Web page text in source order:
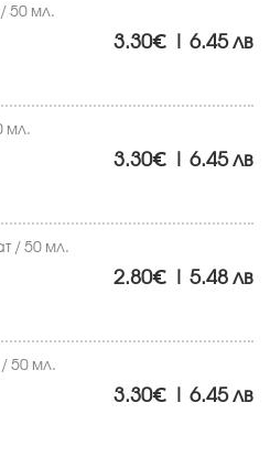
50 мл.
3.30€ | 6.45 лв
мл.
3.30€ | 6.45 лв
/ 50 мл.
2.80€ | 5.48 лв
50 мл.
3.30€ | 6.45 лв